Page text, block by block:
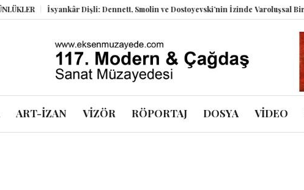
İsyankâr Dişli: Dennett, Smolin ve Dostoyevski’nin İzinde Varoluşsal Bir Sentez
ART-İZAN VİZÖR RÖPORTAJ DOSYA VİDEO